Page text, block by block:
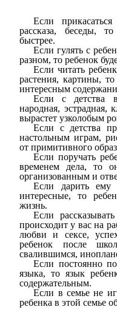
Если
рассказа, беседы,
быстрее.
Если гулять с
разном, то ребенок
Если читать
растения, картины,
интересным
Если с детства
народная, эстрадная,
вырастет узколобым
Если с детства
настольным играм,
от примитивного
Если поручать
временем дела, то
организованным и
Если дарить ему
интересные, то
жизнь.
Если
происходит у вас на
любви и сексе,
ребенок после
свалившимся,
Если постоянно
языка, то язык
содержательным.
Если в семье не
ребенка в этой семье